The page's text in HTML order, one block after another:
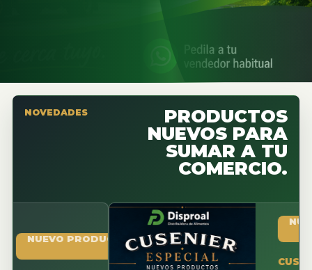
NOVEDADES
PRODUCTOS
NUEVOS PARA
SUMAR A TU
COMERCIO.
PRODUCTO
NUEVO
CUSENIER